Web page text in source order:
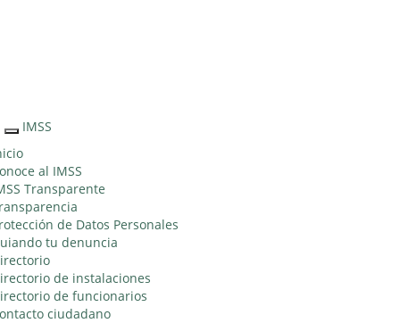
Interruptor
de
Navegación
IMSS
al IMSS
Transparente
de Datos Personales
tu denuncia
de instalaciones
de funcionarios
ciudadano